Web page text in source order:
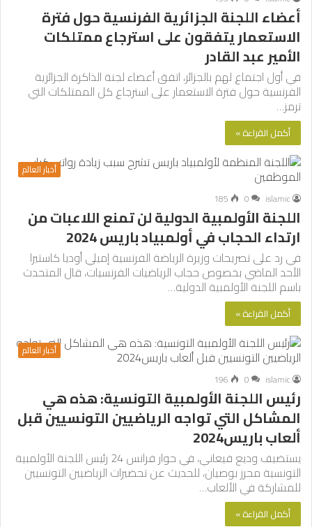
أعضاء اللجنة الجزائرية الفرنسية حول فترة
الاستعمار يتفقون على استرجاع ممتلكات
الأمير عبد القادر
في أول اجتماع لهم بالجزائر، اتفق أعضاء لجنة الذاكرة الجزائرية
الفرنسية حول فترة الاستعمار على استرجاع كل الممتلكات التي
ترمز…
أكمل القراءة »
أخبار العالم
islamic
0
185
اللجنة الأولمبية الدولية لن تمنع اللاعبات من
ارتداء الحجاب في أولمبياد باريس 2024
في رد على تصريحات وزيرة الرياضة الفرنسية إميلي أوديا كاستيرا
الأحد الماضي بخصوص حجاب الرياضيات الفرنسيات، قال المتحدث
باسم اللجنة الأولمبية الدولية…
أكمل القراءة »
أخبار العالم
islamic
0
196
رئيس اللجنة الأولمبية التونسية: هذه هي
المشاكل التي تواجه الرياضيين التونسيين قبل
ألعاب باريس2024
يستضيف وديع فيعاني، في حوار فرانس 24 رئيس اللجنة الأولمبية
التونسية محرز بوصيان، للحديث عن تحضيرات الرياضيين التونسيين
للمشاركة في الألعاب…
أكمل القراءة »